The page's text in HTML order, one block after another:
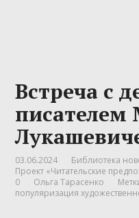
Встреча с
03.06.2024 Библиотека
Проект «Читательские
0
Ольга Тарасенко
популяризация